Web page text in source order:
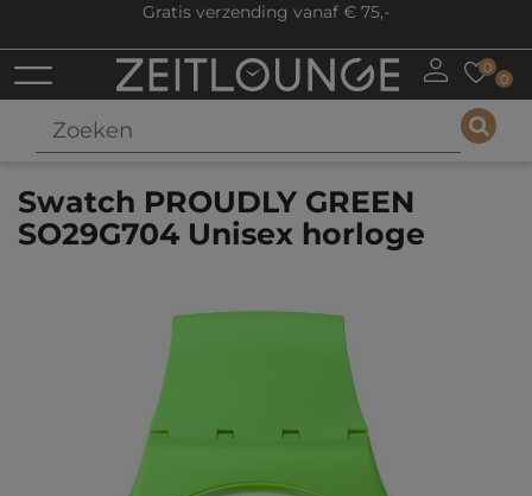
Gratis verzending vanaf € 75,-
0
0
Swatch PROUDLY GREEN
SO29G704 Unisex horloge